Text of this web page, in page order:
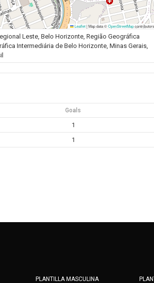
Leaflet|Map data ©OpenStreetMapcontributors
Leste, Belo Horizonte, Região Geográfica
Intermediária de Belo Horizonte, Minas Gerais,
Goals
1
1
PLANTILLA MASCULINA